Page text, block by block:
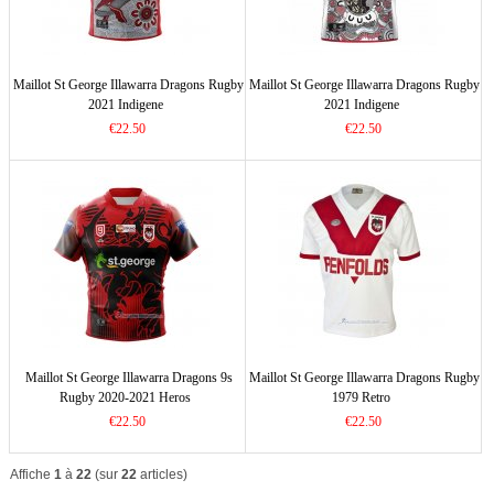
Maillot St George Illawarra Dragons Rugby
2021 Indigene
€22.50
Maillot St George Illawarra Dragons Rugby
2021 Indigene
€22.50
Maillot St George Illawarra Dragons 9s
Rugby 2020-2021 Heros
€22.50
Maillot St George Illawarra Dragons Rugby
1979 Retro
€22.50
Affiche 1à 22(sur 22articles)